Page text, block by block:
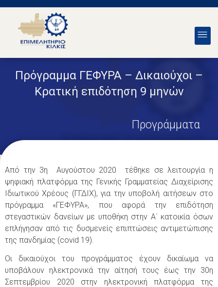
Πρόγραμμα ΓΕΦΥΡΑ – Δικαιούχοι –
Κρατική επιδότηση 9 μηνών
Προγράμματα
Από την 3η Αυγούστου 2020 τέθηκε σε λειτουργία η
ψηφιακή πλατφόρμα της Γενικής Γραμματείας Διαχείρισης
Ιδιωτικού Χρέους (ΓΓΔΙΧ), για την υποβολή αιτήσεων στο
πρόγραμμα «ΓΕΦΥΡΑ», που αφορά την επιδότηση
στεγαστικών δανείων με υποθήκη στην Α΄ κατοικία όσων
επλήγησαν από τις δυσμενείς επιπτώσεις αντιμετώπισης
της πανδημίας (covid 19).
Οι δικαιούχοι του προγράμματος έχουν δικαίωμα να
υποβάλουν ηλεκτρονικά την αίτησή τους έως την 30η
Σεπτεμβρίου 2020 στην ηλεκτρονική πλατφόρμα της